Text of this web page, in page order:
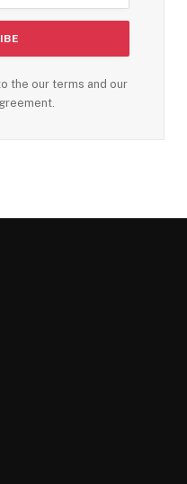
the our terms and our